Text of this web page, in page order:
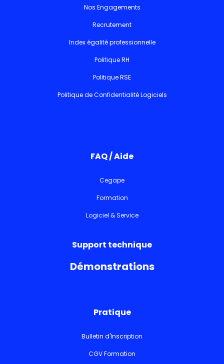
Nos Engagements
Recrutement
Index égalité professionnelle
Politique RH
Politique RSE
Politique de Confidentialité Logiciels
FAQ / Aide
Cegape
Formation
Logiciel & Service
Support technique
Démonstrations
Pratique
Bulletin d'Inscription
CGV Formation